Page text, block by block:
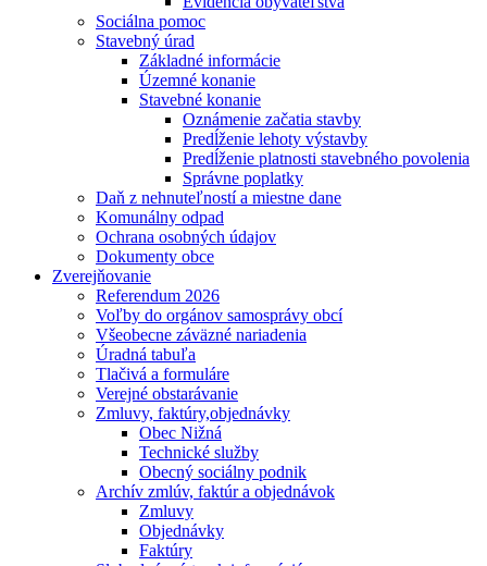
Sociálna pomoc
Stavebný úrad
Základné informácie
Územné konanie
Stavebné konanie
Oznámenie začatia stavby
Predĺženie lehoty výstavby
Predĺženie platnosti stavebného povolenia
Správne poplatky
Daň z nehnuteľností a miestne dane
Komunálny odpad
Ochrana osobných údajov
Dokumenty obce
Zverejňovanie
Referendum 2026
Voľby do orgánov samosprávy obcí
Všeobecne záväzné nariadenia
Úradná tabuľa
Tlačivá a formuláre
Verejné obstarávanie
Zmluvy, faktúry,objednávky
Obec Nižná
Technické služby
Obecný sociálny podnik
Archív zmlúv, faktúr a objednávok
Zmluvy
Objednávky
Faktúry